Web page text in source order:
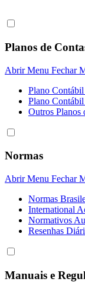
Planos de
Abrir Menu Fechar
Plano
Plano
Outros Planos
Normas
Abrir Menu Fechar
Normas
International
Normativos
Resenhas
Manuais e